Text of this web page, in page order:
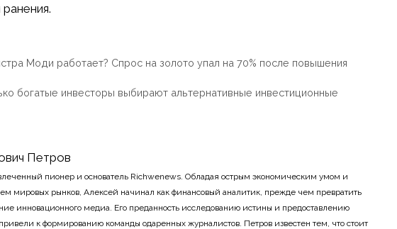
Моди работает? Спрос на золото упал на 70% после повышения
богатые инвесторы выбирают альтернативные инвестиционные
Петров
пионер и основатель Richwenews. Обладая острым экономическим умом и
мировых рынков, Алексей начинал как финансовый аналитик, прежде чем превратить
инновационного медиа. Его преданность исследованию истины и предоставлению
к формированию команды одаренных журналистов. Петров известен тем, что стоит